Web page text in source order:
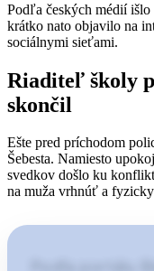
Podľa českých médií
krátko nato objavilo na
sociálnymi sieťami.
Riaditeľ školy
skončil
Ešte pred príchodom
Šebesta. Namiesto
svedkov došlo ku
na muža vrhnúť a